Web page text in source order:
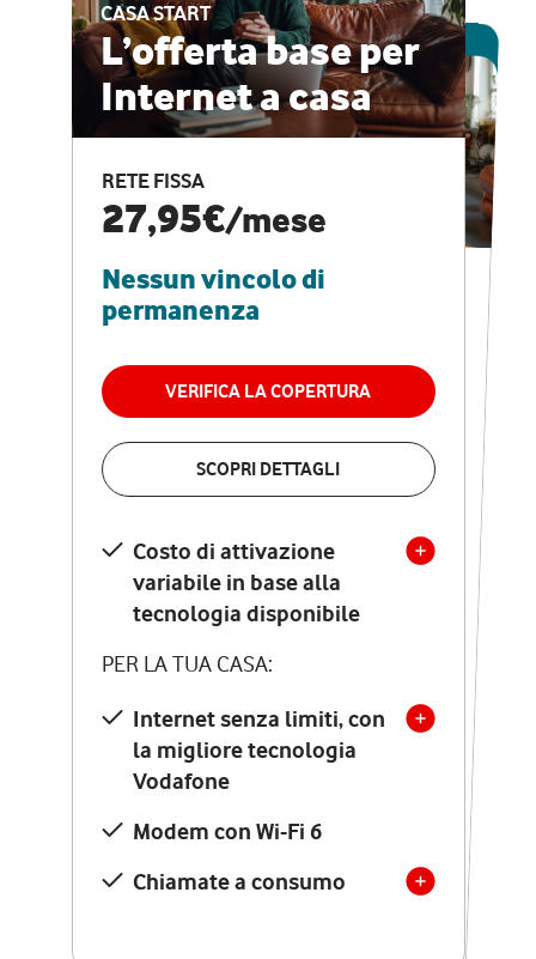
CASA START
L’offerta base per
Internet a casa
RETE FISSA
27,95€/mese
Nessun vincolo di
permanenza
VERIFICA LA COPERTURA
SCOPRI DETTAGLI
Costo di attivazione
variabile in base alla
tecnologia disponibile
PER LA TUA CASA:
Internet senza limiti, con
la migliore tecnologia
Vodafone
Modem con Wi-Fi 6
Chiamate a consumo
ESCLUSIVA ONLINE
CASA PRO
Internet veloce e
vantaggi speciali
RETE FISSA + VODAFONE CLUB
29,95€
permanenza
VERIFICA LA COPERTURA
Costo di attivazione
variabile in base alla
tecnologia disponibile
PER LA TUA CASA:
Internet senza limiti, con
la migliore tecnologia
Vodafone
Modem Seven con Wi-Fi 7
Chiamate illimitate verso
numeri fissi e mobili
nazionali